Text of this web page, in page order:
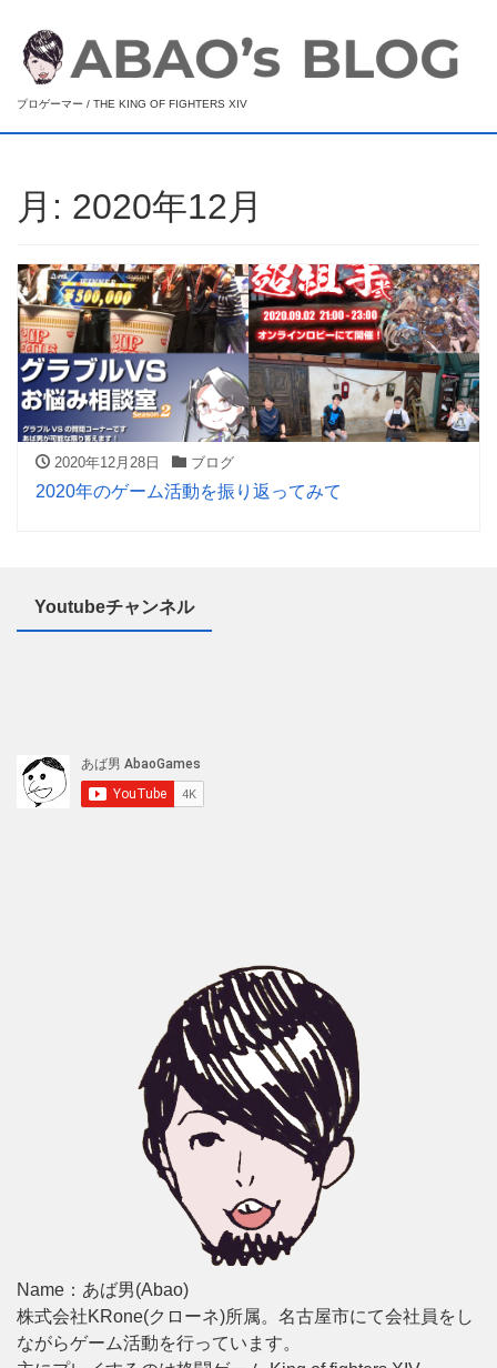
プロゲーマー / THE KING OF FIGHTERS XIV
月: 2020年12月
2020年12月28日 ブログ
2020年のゲーム活動を振り返ってみて
Youtubeチャンネル
Name：あば男(Abao)
株式会社KRone(クローネ)所属。名古屋市にて会社員をし
ながらゲーム活動を行っています。